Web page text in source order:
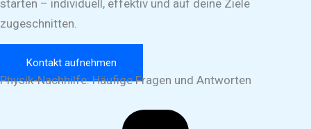
starten – individuell, effektiv und auf deine Ziele
zugeschnitten.
Kontakt aufnehmen
Physik-Nachhilfe: Häufige Fragen und Antworten